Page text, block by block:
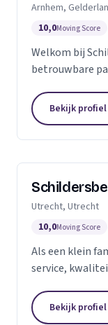
Arnhem,
10,0Moving Score
Welkom bij
betrouwbare
de branche,
expertise en
Bekijk profiel
Utrecht, Utrecht
10,0Moving Score
Als een klein
service,
eigenaren als
Bekijk profiel